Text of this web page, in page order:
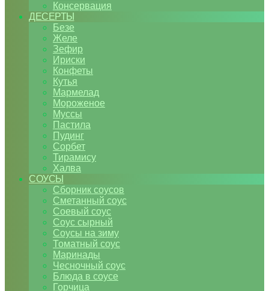
Консервация
ДЕСЕРТЫ
Безе
Желе
Зефир
Ириски
Конфеты
Кутья
Мармелад
Мороженое
Муссы
Пастила
Пудинг
Сорбет
Тирамису
Халва
СОУСЫ
Сборник соусов
Сметанный соус
Соевый соус
Соус сырный
Соусы на зиму
Томатный соус
Маринады
Чесночный соус
Блюда в соусе
Горчица